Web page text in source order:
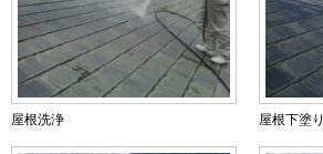
屋根洗浄 屋根下塗り